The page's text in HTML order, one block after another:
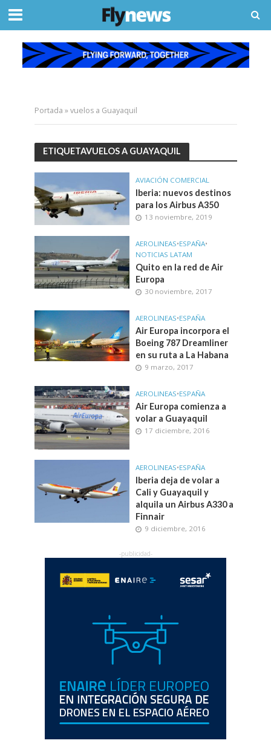
Portada »vuelos a Guayaquil
ETIQUETAVUELOS A GUAYAQUIL
AVIACIÓN COMERCIAL
Iberia: nuevos destinos
para los Airbus A350
13 noviembre, 2019
AEROLINEAS•ESPAÑA•
NOTICIAS LATAM
Quito en la red de Air
Europa
30 noviembre, 2017
AEROLINEAS•ESPAÑA
Air Europa incorpora el
Boeing 787 Dreamliner
en su ruta a La Habana
9 marzo, 2017
AEROLINEAS•ESPAÑA
Air Europa comienza a
volar a Guayaquil
17 diciembre, 2016
AEROLINEAS•ESPAÑA
Iberia deja de volar a
Cali y Guayaquil y
alquila un Airbus A330 a
Finnair
9 diciembre, 2016